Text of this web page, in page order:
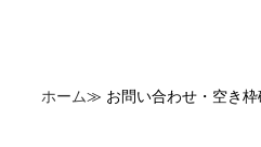
ホーム≫ お問い合わせ・空き